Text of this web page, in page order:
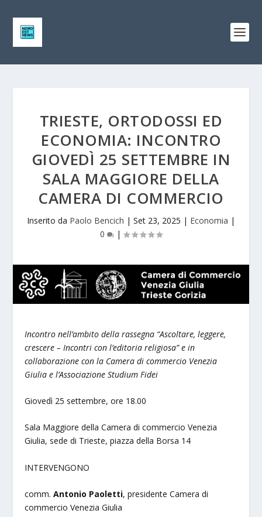
TRIESTE, ORTODOSSI ED
ECONOMIA: INCONTRO
GIOVEDÌ 25 SETTEMBRE IN
SALA MAGGIORE DELLA
CAMERA DI COMMERCIO
Inserito da Paolo Bencich | Set 23, 2025 | Economia |
0
|
Incontro nell’ambito della rassegna “Ascoltare, leggere,
crescere – Incontri con l’editoria religiosa” e in
collaborazione con la Camera di commercio Venezia
Giulia e l’Associazione Studium Fidei
Giovedì 25 settembre, ore 18.00
Sala Maggiore della Camera di commercio Venezia
Giulia, sede di Trieste, piazza della Borsa 14
INTERVENGONO
comm. Antonio Paoletti, presidente Camera di
commercio Venezia Giulia